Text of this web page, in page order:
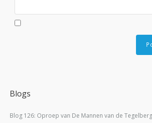
Blogs
Blog 126: Oproep van De Mannen van de